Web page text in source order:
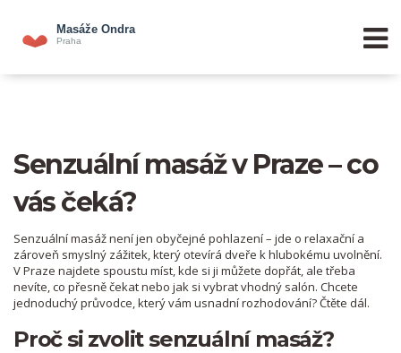
Senzuální masáž v Praze – co
vás čeká?
Senzuální masáž není jen obyčejné pohlazení – jde o relaxační a
zároveň smyslný zážitek, který otevírá dveře k hlubokému uvolnění.
V Praze najdete spoustu míst, kde si ji můžete dopřát, ale třeba
nevíte, co přesně čekat nebo jak si vybrat vhodný salón. Chcete
jednoduchý průvodce, který vám usnadní rozhodování? Čtěte dál.
Proč si zvolit senzuální masáž?